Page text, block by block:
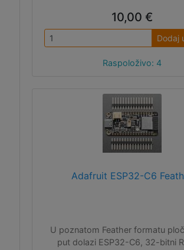
10,00 €
Dodaj
Raspoloživo: 4
Adafruit ESP32-C6
U poznatom Feather formatu
put dolazi ESP32-C6, 32-bitni